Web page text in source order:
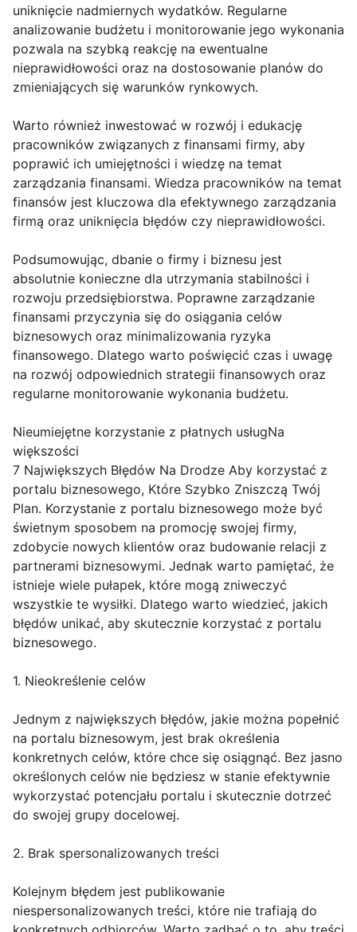
uniknięcie nadmiernych wydatków. Regularne
analizowanie budżetu i monitorowanie jego wykonania
pozwala na szybką reakcję na ewentualne
nieprawidłowości oraz na dostosowanie planów do
zmieniających się warunków rynkowych.
Warto również inwestować w rozwój i edukację
pracowników związanych z finansami firmy, aby
poprawić ich umiejętności i wiedzę na temat
zarządzania finansami. Wiedza pracowników na temat
finansów jest kluczowa dla efektywnego zarządzania
firmą oraz uniknięcia błędów czy nieprawidłowości.
Podsumowując, dbanie o firmy i biznesu jest
absolutnie konieczne dla utrzymania stabilności i
rozwoju przedsiębiorstwa. Poprawne zarządzanie
finansami przyczynia się do osiągania celów
biznesowych oraz minimalizowania ryzyka
finansowego. Dlatego warto poświęcić czas i uwagę
na rozwój odpowiednich strategii finansowych oraz
regularne monitorowanie wykonania budżetu.
Nieumiejętne korzystanie z płatnych usługNa
większości
7 Największych Błędów Na Drodze Aby korzystać z
portalu biznesowego, Które Szybko Zniszczą Twój
Plan. Korzystanie z portalu biznesowego może być
świetnym sposobem na promocję swojej firmy,
zdobycie nowych klientów oraz budowanie relacji z
partnerami biznesowymi. Jednak warto pamiętać, że
istnieje wiele pułapek, które mogą zniweczyć
wszystkie te wysiłki. Dlatego warto wiedzieć, jakich
błędów unikać, aby skutecznie korzystać z portalu
biznesowego.
1. Nieokreślenie celów
Jednym z największych błędów, jakie można popełnić
na portalu biznesowym, jest brak określenia
konkretnych celów, które chce się osiągnąć. Bez jasno
określonych celów nie będziesz w stanie efektywnie
wykorzystać potencjału portalu i skutecznie dotrzeć
do swojej grupy docelowej.
2. Brak spersonalizowanych treści
Kolejnym błędem jest publikowanie
niespersonalizowanych treści, które nie trafiają do